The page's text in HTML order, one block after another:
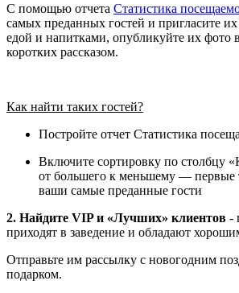
С помощью отчета Статистика
самых преданных гостей и пригласите их
едой и напитками, опубликуйте их фото
коротких рассказом.
Как найти таких гостей?
Постройте отчет Статистика
Включите сортировку по столбцу
от большего к меньшему — первые
ваши самые преданные гости
2. Найдите VIP и «Лучших» клиентов -
приходят в заведение и обладают
Отправьте им рассылку с новогодним
подарком.